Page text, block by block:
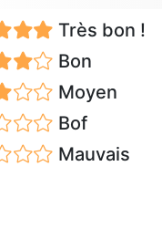
Très bon !
Bon
Moyen
Bof
Mauvais